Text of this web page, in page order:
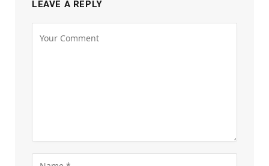
LEAVE A REPLY